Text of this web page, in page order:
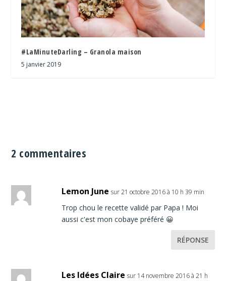
#LaMinuteDarling – Granola maison
5 janvier 2019
2 commentaires
Lemon June sur 21 octobre 2016 à 10 h 39 min
Trop chou le recette validé par Papa ! Moi
aussi c'est mon cobaye préféré 😀
RÉPONSE
Les Idées Claire sur 14 novembre 2016 à 21 h